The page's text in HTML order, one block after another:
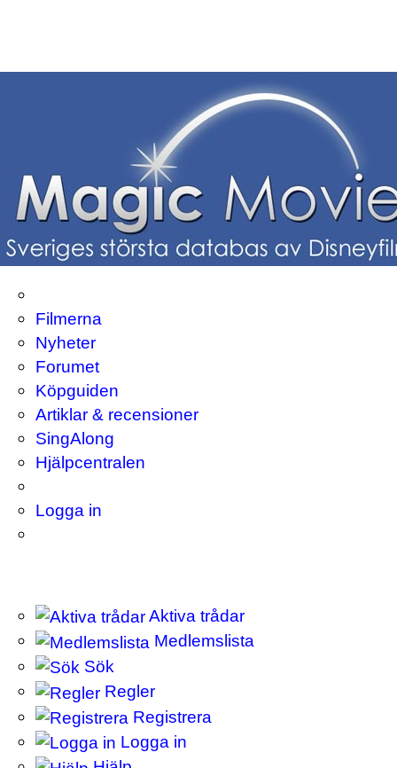
Filmerna
Nyheter
Forumet
Köpguiden
Artiklar & recensioner
SingAlong
Hjälpcentralen
Logga in
Aktiva trådar
Medlemslista
Sök
Regler
Registrera
Logga in